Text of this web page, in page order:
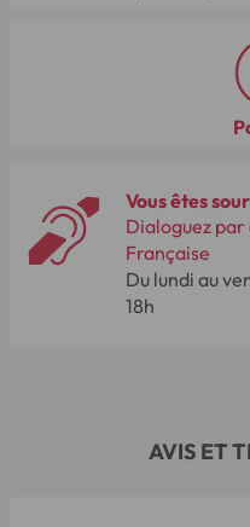
Vous êtes
Dialoguez par
Française
Du lundi au
18h
AVIS ET